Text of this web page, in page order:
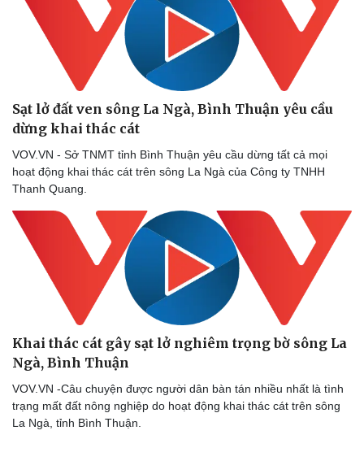
Doanh nghiệp
Doanh nghiệp 24h
Doanh nhân
Vì cộng đồng
Công nghệ
Tin Công nghệ
Chuyển đổi số
Sạt lở đất ven sông La Ngà, Bình Thuận yêu cầu
dừng khai thác cát ​
VOV.VN - Sở TNMT tỉnh Bình Thuận yêu cầu dừng tất cả mọi
hoạt động khai thác cát trên sông La Ngà của Công ty TNHH
Thanh Quang.
Khai thác cát gây sạt lở nghiêm trọng bờ sông La
Ngà, Bình Thuận
VOV.VN -Câu chuyện được người dân bàn tán nhiều nhất là tình
trạng mất đất nông nghiệp do hoạt động khai thác cát trên sông
La Ngà, tỉnh Bình Thuận.